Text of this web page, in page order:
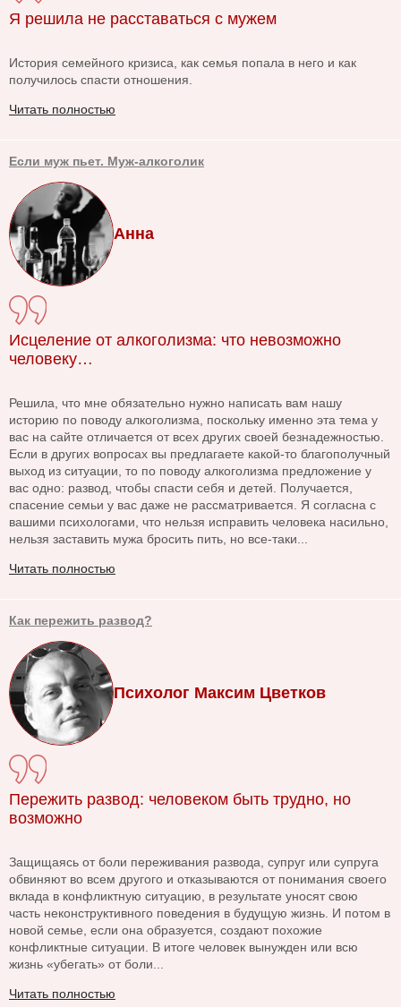
Я решила не расставаться с мужем
История семейного кризиса, как семья попала в него и как
получилось спасти отношения.
Читать полностью
Если муж пьет. Муж-алкоголик
Анна
Исцеление от алкоголизма: что невозможно
человеку…
Решила, что мне обязательно нужно написать вам нашу
историю по поводу алкоголизма, поскольку именно эта тема у
вас на сайте отличается от всех других своей безнадежностью.
Если в других вопросах вы предлагаете какой-то благополучный
выход из ситуации, то по поводу алкоголизма предложение у
вас одно: развод, чтобы спасти себя и детей. Получается,
спасение семьи у вас даже не рассматривается. Я согласна с
вашими психологами, что нельзя исправить человека насильно,
нельзя заставить мужа бросить пить, но все-таки...
Читать полностью
Как пережить развод?
Психолог Максим Цветков
Пережить развод: человеком быть трудно, но
возможно
Защищаясь от боли переживания развода, супруг или супруга
обвиняют во всем другого и отказываются от понимания своего
вклада в конфликтную ситуацию, в результате уносят свою
часть неконструктивного поведения в будущую жизнь. И потом в
новой семье, если она образуется, создают похожие
конфликтные ситуации. В итоге человек вынужден или всю
жизнь «убегать» от боли...
Читать полностью